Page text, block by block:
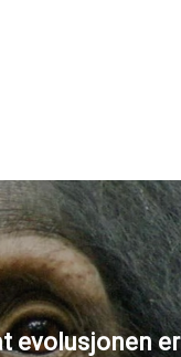
evolusjonen er